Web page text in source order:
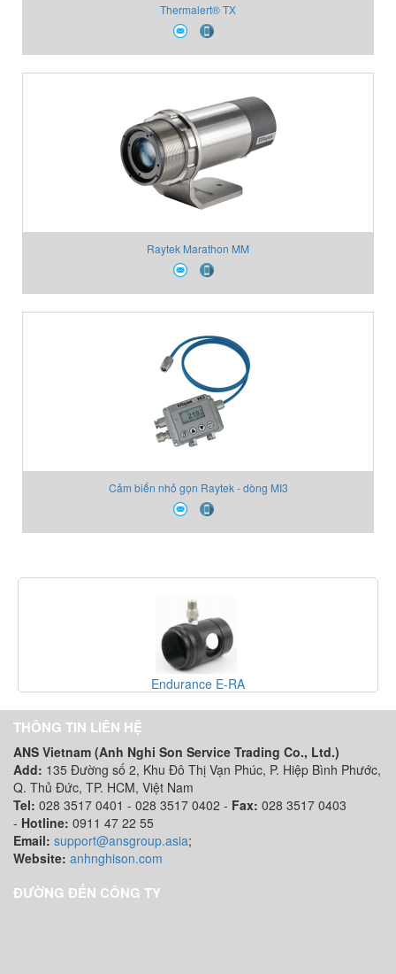
Thermalert® TX
Raytek Marathon MM
Cảm biến nhỏ gọn Raytek - dòng MI3
THÔNG TIN LIÊN HỆ
ANS Vietnam (Anh Nghi Son Service Trading Co., Ltd.)
Add: 135 Đường số 2, Khu Đô Thị Vạn Phúc, P. Hiệp Bình Phước,
Q. Thủ Đức, TP. HCM, Việt Nam
Tel: 028 3517 0401 - 028 3517 0402 - Fax: 028 3517 0403
- Hotline: 0911 47 22 55
Email: support@ansgroup.asia;
Website: anhnghison.com
ĐƯỜNG ĐẾN CÔNG TY